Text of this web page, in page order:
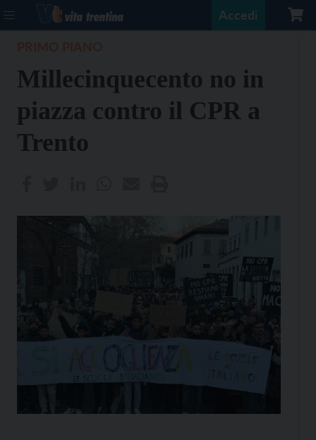
Accedi
Millecinquecento no in
piazza contro il CPR a
Trento